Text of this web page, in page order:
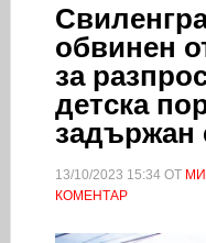
обвинен
за
детска
задържан
13/10/2023 15:34ОТ
КОМЕНТАР